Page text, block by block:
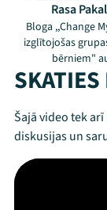
Rasa
Bloga ,,Change
izglītojošas
bērniem"
Šajā video tek
diskusijas un